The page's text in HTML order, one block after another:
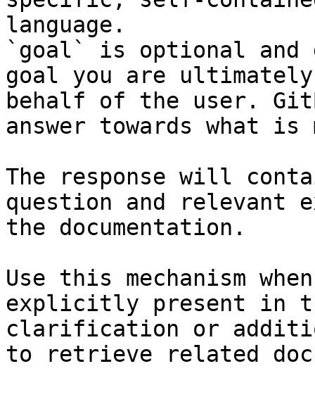
language.
`goal` is optional and
goal you are
behalf of the user.
answer towards what
The response will
question and relevant
the documentation.
Use this mechanism
explicitly present in
clarification or